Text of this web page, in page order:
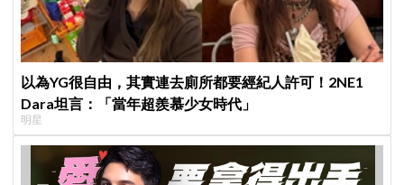
以為YG很自由，其實連去廁所都要經紀人許可！2NE1
Dara坦言：「當年超羨慕少女時代」
明星